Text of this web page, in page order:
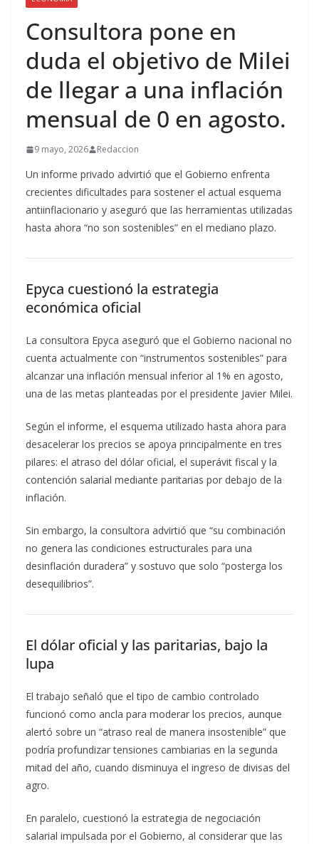
Consultora pone en
duda el objetivo de Milei
de llegar a una inflación
mensual de 0 en agosto.
9 mayo, 2026 Redaccion
Un informe privado advirtió que el Gobierno enfrenta
crecientes dificultades para sostener el actual esquema
antiinflacionario y aseguró que las herramientas utilizadas
hasta ahora “no son sostenibles” en el mediano plazo.
Epyca cuestionó la estrategia
económica oficial
La consultora Epyca aseguró que el Gobierno nacional no
cuenta actualmente con “instrumentos sostenibles” para
alcanzar una inflación mensual inferior al 1% en agosto,
una de las metas planteadas por el presidente Javier Milei.
Según el informe, el esquema utilizado hasta ahora para
desacelerar los precios se apoya principalmente en tres
pilares: el atraso del dólar oficial, el superávit fiscal y la
contención salarial mediante paritarias por debajo de la
inflación.
Sin embargo, la consultora advirtió que “su combinación
no genera las condiciones estructurales para una
desinflación duradera” y sostuvo que solo “posterga los
desequilibrios”.
El dólar oficial y las paritarias, bajo la
lupa
El trabajo señaló que el tipo de cambio controlado
funcionó como ancla para moderar los precios, aunque
alertó sobre un “atraso real de manera insostenible” que
podría profundizar tensiones cambiarias en la segunda
mitad del año, cuando disminuya el ingreso de divisas del
agro.
En paralelo, cuestionó la estrategia de negociación
salarial impulsada por el Gobierno, al considerar que las